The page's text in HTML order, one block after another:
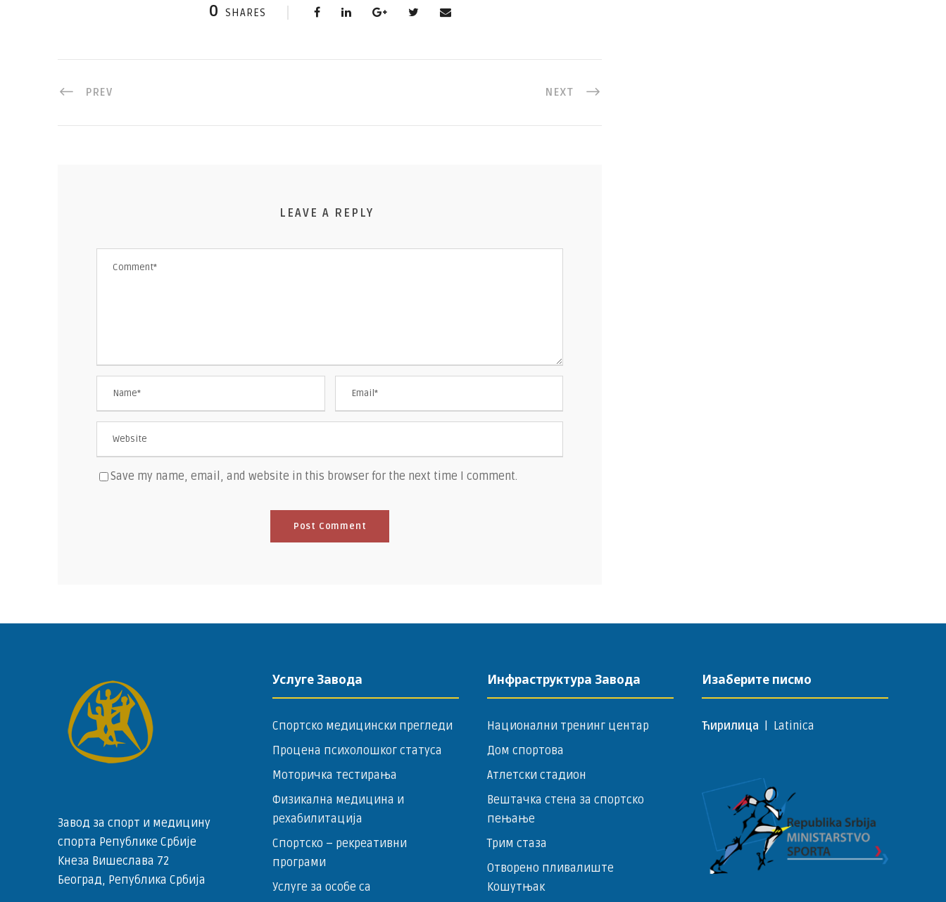
0 SHARES
PREV NEXT
LEAVE A REPLY
Save my name, email, and website in this browser for the next time I comment.
Завод за спорт и медицину
спорта Републике Србије
Кнеза Вишеслава 72
Београд, Република Србија
Услуге Завода
Спортско медицински прегледи
Процена психолошког статуса
Моторичка тестирања
Физикална медицина и
рехабилитација
Спортско – ­рекреативни
програми
Услуге за особе са
Инфраструктура Завода
Национални тренинг центар
Дом спортова
Атлетски стадион
Вештачка стена за спортско
пењање
Трим стаза
Отворено пливалиште
Кошутњак
Изаберите писмо
Ћирилица Latinica